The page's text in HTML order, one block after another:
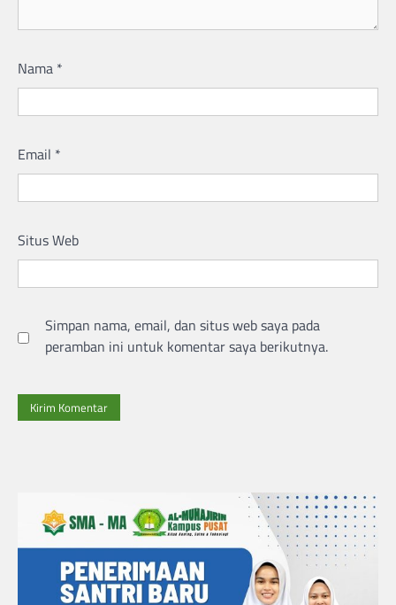
Nama *
Email *
Situs Web
Simpan nama, email, dan situs web saya pada
peramban ini untuk komentar saya berikutnya.